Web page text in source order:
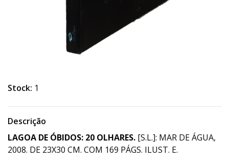
Stock: 1
Descrição
LAGOA DE ÓBIDOS: 20 OLHARES. [S.L.]: MAR DE ÁGUA,
2008. DE 23X30 CM. COM 169 PÁGS. ILUST. E.